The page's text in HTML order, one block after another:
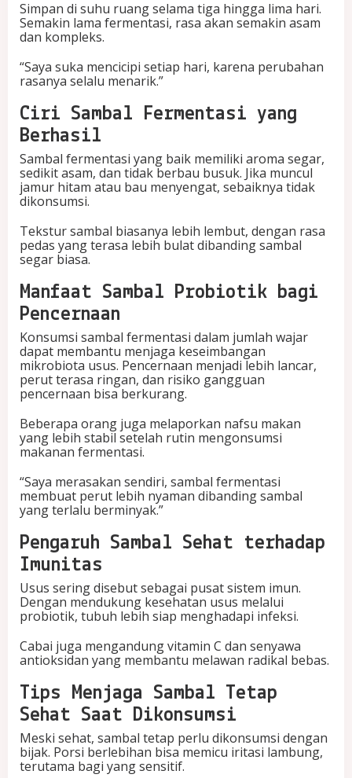
Simpan di suhu ruang selama tiga hingga lima hari.
Semakin lama fermentasi, rasa akan semakin asam
dan kompleks.
“Saya suka mencicipi setiap hari, karena perubahan
rasanya selalu menarik.”
Ciri Sambal Fermentasi yang
Berhasil
Sambal fermentasi yang baik memiliki aroma segar,
sedikit asam, dan tidak berbau busuk. Jika muncul
jamur hitam atau bau menyengat, sebaiknya tidak
dikonsumsi.
Tekstur sambal biasanya lebih lembut, dengan rasa
pedas yang terasa lebih bulat dibanding sambal
segar biasa.
Manfaat Sambal Probiotik bagi
Pencernaan
Konsumsi sambal fermentasi dalam jumlah wajar
dapat membantu menjaga keseimbangan
mikrobiota usus. Pencernaan menjadi lebih lancar,
perut terasa ringan, dan risiko gangguan
pencernaan bisa berkurang.
Beberapa orang juga melaporkan nafsu makan
yang lebih stabil setelah rutin mengonsumsi
makanan fermentasi.
“Saya merasakan sendiri, sambal fermentasi
membuat perut lebih nyaman dibanding sambal
yang terlalu berminyak.”
Pengaruh Sambal Sehat terhadap
Imunitas
Usus sering disebut sebagai pusat sistem imun.
Dengan mendukung kesehatan usus melalui
probiotik, tubuh lebih siap menghadapi infeksi.
Cabai juga mengandung vitamin C dan senyawa
antioksidan yang membantu melawan radikal bebas.
Tips Menjaga Sambal Tetap
Sehat Saat Dikonsumsi
Meski sehat, sambal tetap perlu dikonsumsi dengan
bijak. Porsi berlebihan bisa memicu iritasi lambung,
terutama bagi yang sensitif.